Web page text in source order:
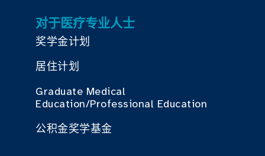
对于医疗专业人士
奖学金计划
居住计划
Graduate Medical
Education/Professional Education
公积金奖学基金